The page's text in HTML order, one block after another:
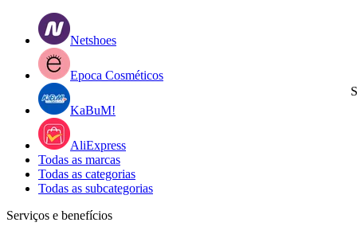
Netshoes
Epoca Cosméticos
KaBuM!
AliExpress
Todas as marcas
Todas as categorias
Todas as subcategorias
Serviços e benefícios